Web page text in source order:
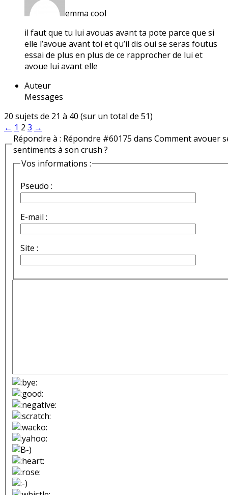
emma cool
il faut que tu lui avouas avant ta pote parce que si
elle l’avoue avant toi et qu’il dis oui se seras foutus
essai de plus en plus de ce rapprocher de lui et
avoue lui avant elle
Auteur
Messages
20 sujets de 21 à 40 (sur un total de 51)
← 1 2 3 →
Répondre à : Répondre #60175 dans Comment avouer
sentiments à son crush ?
Vos informations :
Pseudo :
E-mail :
Site :